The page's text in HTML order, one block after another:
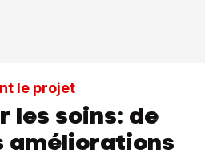
le projet
les soins: de
améliorations